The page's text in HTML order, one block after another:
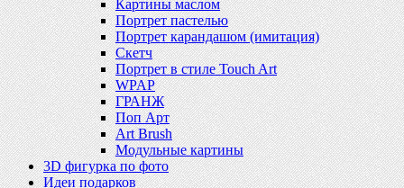
Картины маслом
Портрет пастелью
Портрет карандашом (имитация)
Скетч
Портрет в стиле Touch Art
WPAP
ГРАНЖ
Поп Арт
Art Brush
Модульные картины
3D фигурка по фото
Идеи подарков